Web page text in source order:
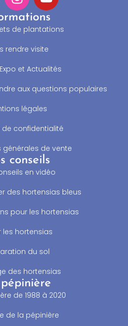
de plantations
rendre visite
et Actualités
aux questions populaires
légales
de confidentialité
générales de vente
conseils
en vidéo
des hortensias bleus
pour les hortensias
les hortensias
du sol
des hortensias
de 1988 à 2020
de la pépinière